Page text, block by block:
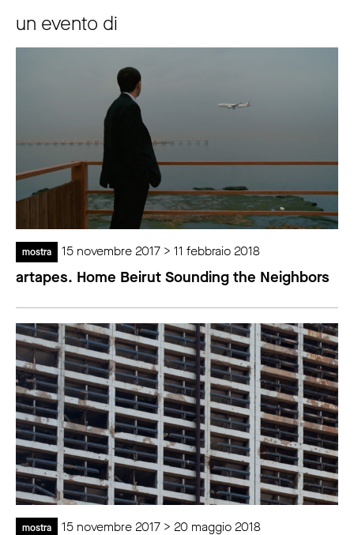
un evento di
mostra 15 novembre 2017 > 11 febbraio 2018
artapes. Home Beirut Sounding the Neighbors
mostra 15 novembre 2017 > 20 maggio 2018